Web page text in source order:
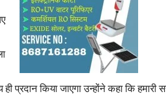
प्रदान किया जाएगा उन्होंने कहा कि